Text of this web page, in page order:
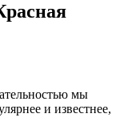
мы
и известнее,